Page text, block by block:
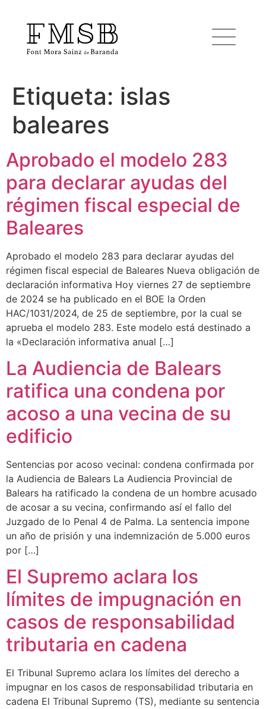
Inicio
Font Mora Sainz de Baranda
Equipo
Servicios
Noticias
¿En qué podemos ayudarte?
Etiqueta: islas
baleares
Aprobado el modelo 283
para declarar ayudas del
régimen fiscal especial de
Baleares
Aprobado el modelo 283 para declarar ayudas del
régimen fiscal especial de Baleares Nueva obligación de
declaración informativa Hoy viernes 27 de septiembre
de 2024 se ha publicado en el BOE la Orden
HAC/1031/2024, de 25 de septiembre, por la cual se
aprueba el modelo 283. Este modelo está destinado a
la «Declaración informativa anual […]
La Audiencia de Balears
ratifica una condena por
acoso a una vecina de su
edificio
Sentencias por acoso vecinal: condena confirmada por
la Audiencia de Balears La Audiencia Provincial de
Balears ha ratificado la condena de un hombre acusado
de acosar a su vecina, confirmando así el fallo del
Juzgado de lo Penal 4 de Palma. La sentencia impone
un año de prisión y una indemnización de 5.000 euros
por […]
El Supremo aclara los
límites de impugnación en
casos de responsabilidad
tributaria en cadena
El Tribunal Supremo aclara los límites del derecho a
impugnar en los casos de responsabilidad tributaria en
cadena El Tribunal Supremo (TS), mediante su sentencia